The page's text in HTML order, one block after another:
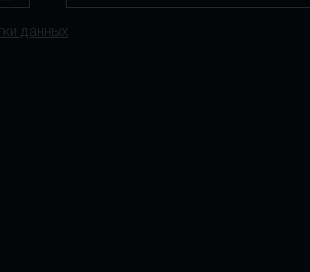
данных